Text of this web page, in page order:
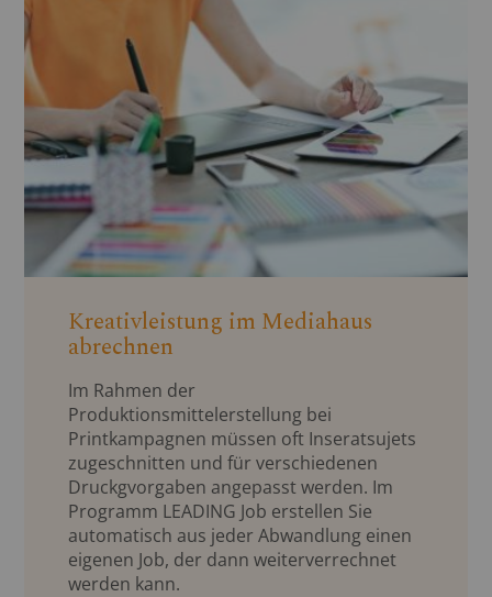
Kreativleistung im Mediahaus
abrechnen
Im Rahmen der
Produktionsmittelerstellung bei
Printkampagnen müssen oft Inseratsujets
zugeschnitten und für verschiedenen
Druckgvorgaben angepasst werden. Im
Programm LEADING Job erstellen Sie
automatisch aus jeder Abwandlung einen
eigenen Job, der dann weiterverrechnet
werden kann.